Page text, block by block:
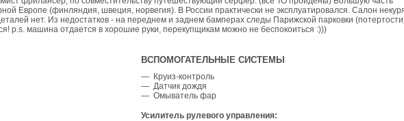
Европе (финляндия, швеция, норвегия). В России практически не эксплуатировался. Салон
нет. Из недостатков - на переднем и заднем бамперах следы Парижской парковки
p.s. машина отдается в хорошие руки, перекупщикам можно не беспокоиться :)))
ВСПОМОГАТЕЛЬНЫЕ СИСТЕМЫ
— Круиз-контроль
— Датчик дождя
— Омыватель фар
Усилитель рулевого управления: